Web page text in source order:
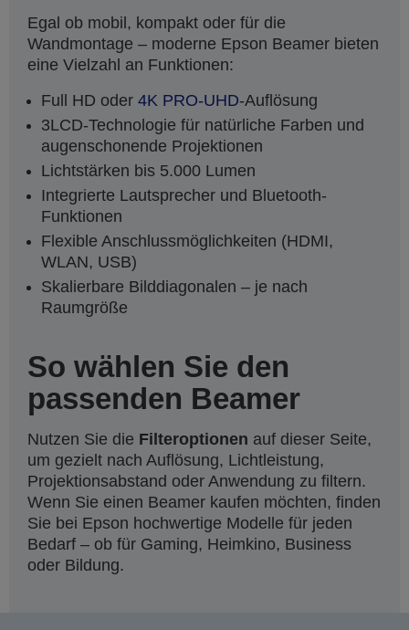
Egal ob mobil, kompakt oder für die
Wandmontage – moderne Epson Beamer bieten
eine Vielzahl an Funktionen:
Full HD oder 4K PRO-UHD-Auflösung
3LCD-Technologie für natürliche Farben und
augenschonende Projektionen
Lichtstärken bis 5.000 Lumen
Integrierte Lautsprecher und Bluetooth-
Funktionen
Flexible Anschlussmöglichkeiten (HDMI,
WLAN, USB)
Skalierbare Bilddiagonalen – je nach
Raumgröße
So wählen Sie den
passenden Beamer
Nutzen Sie die Filteroptionen auf dieser Seite,
um gezielt nach Auflösung, Lichtleistung,
Projektionsabstand oder Anwendung zu filtern.
Wenn Sie einen Beamer kaufen möchten, finden
Sie bei Epson hochwertige Modelle für jeden
Bedarf – ob für Gaming, Heimkino, Business
oder Bildung.